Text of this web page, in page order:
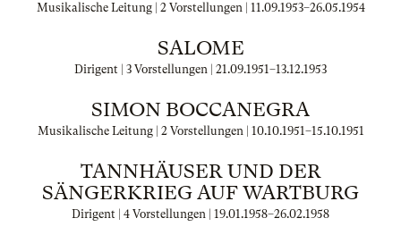
Musikalische Leitung | 2 Vorstellungen | 11.09.1953–26.05.1954
SALOME
Dirigent | 3 Vorstellungen | 21.09.1951–13.12.1953
SIMON BOCCANEGRA
Musikalische Leitung | 2 Vorstellungen | 10.10.1951–15.10.1951
TANNHÄUSER UND DER
SÄNGERKRIEG AUF WARTBURG
Dirigent | 4 Vorstellungen | 19.01.1958–26.02.1958